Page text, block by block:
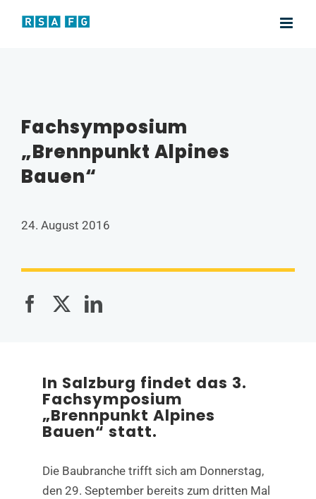
Inhalt
Fachsymposium
„Brennpunkt Alpines
Bauen“
24. August 2016
In Salzburg findet das 3.
Fachsymposium
„Brennpunkt Alpines
Bauen“ statt.
Die Baubranche trifft sich am Donnerstag,
den 29. September bereits zum dritten Mal